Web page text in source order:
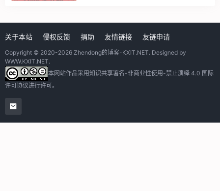
关于本站 侵权反馈 捐助 友情链接 友链申请
Copyright © 2020-2026 Zhendong的博客-KXIT.NET. Designed by
WWW.KXIT.NET.
本网站作品采用知识共享署名-非商业性使用-禁止演绎 4.0 国际
许可协议进行许可。